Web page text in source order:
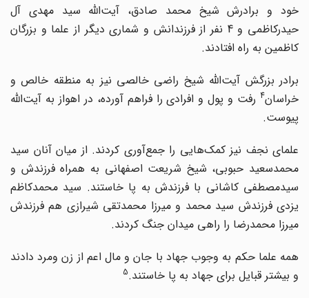
خود و برادرش شیخ محمد صادق، آیت‌الله سید مهدی آل
حیدرکاظمی و 4 نفر از فرزندانش و شماری دیگر از علما و بزرگان
کاظمین به راه افتادند.
برادر بزرگش آیت‌الله شیخ راضی خالصی نیز به منطقه خالص و
خراسان4رفت و پول و افرادی را فراهم آورده، در اهواز به آیت‌الله
پیوست.
علمای نجف نیز کمک‌هایی را جمع‌آوری کردند. از میان آنان سید
محمدسعید حبوبی، شیخ شریعت اصفهانی به همراه فرزندش و
سیدمصطفی کاشانی با فرزندش به پا خاستند. سید محمدکاظم
یزدی فرزند‌ش سید محمد و میرزا محمدتقی شیرازی هم فرزندش
میرزا محمدرضا را راهی میدان جنگ کردند.
همه علما حکم به وجوب جهاد با جان و مال اعم از زن ومرد دادند
و بیشتر قبایل برای جهاد به پا خاستند.5